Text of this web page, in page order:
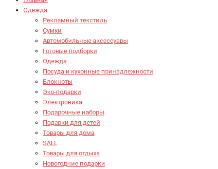
Одежда
Рекламный текстиль
Сумки
Автомобильные аксессуары
Готовые подборки
Одежда
Посуда и кухонные принадлежности
Блокноты
Эко-подарки
Электроника
Подарочные наборы
Подарки для детей
Товары для дома
SALE
Товары для отдыха
Новогодние подарки